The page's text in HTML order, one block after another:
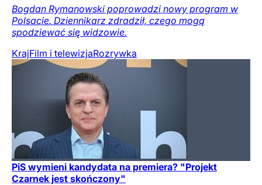
Bogdan Rymanowski poprowadzi nowy program w
Polsacie. Dziennikarz zdradził, czego mogą
spodziewać się widzowie.
KrajFilm i telewizjaRozrywka
PiS wymieni kandydata na premiera? "Projekt
Czarnek jest skończony"